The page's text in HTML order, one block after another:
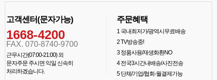
고객센터(문자가능)
1668-4200
FAX. 070-8740-9700
근무시간(07:00-21:00) 외
문자주문 주시면 익일 신속히
처리하겠습니다.
주문혜택
1 국내최저가/광역시무료배송
2TV방송중!
3정품사용/재생화환NO
4전국3시간내배송/사진전송
5단체/기업/협회-월결제가능